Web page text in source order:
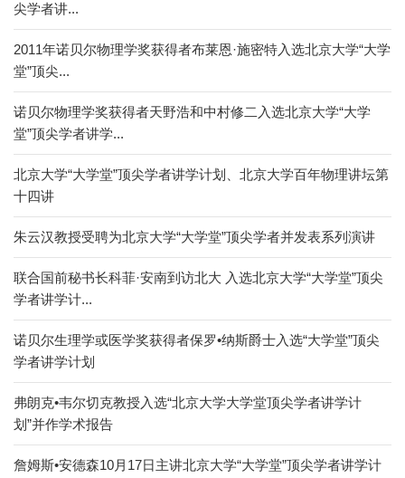
尖学者讲...
2011年诺贝尔物理学奖获得者布莱恩·施密特入选北京大学“大学
堂”顶尖...
诺贝尔物理学奖获得者天野浩和中村修二入选北京大学“大学
堂”顶尖学者讲学...
北京大学“大学堂”顶尖学者讲学计划、北京大学百年物理讲坛第
十四讲
朱云汉教授受聘为北京大学“大学堂”顶尖学者并发表系列演讲
联合国前秘书长科菲·安南到访北大 入选北京大学“大学堂”顶尖
学者讲学计...
诺贝尔生理学或医学奖获得者保罗•纳斯爵士入选“大学堂”顶尖
学者讲学计划
弗朗克•韦尔切克教授入选“北京大学大学堂顶尖学者讲学计
划”并作学术报告
詹姆斯•安德森10月17日主讲北京大学“大学堂”顶尖学者讲学计